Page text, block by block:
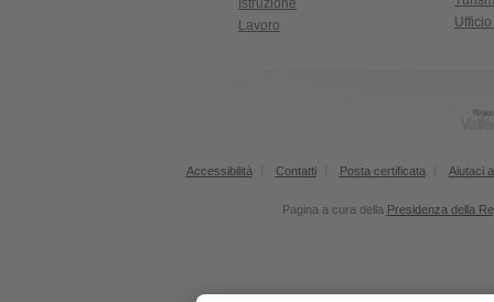
Istruzione
Lavoro
Accessibilità Contatti Posta certificata Aiutaci
Pagina a cura della Presidenza della